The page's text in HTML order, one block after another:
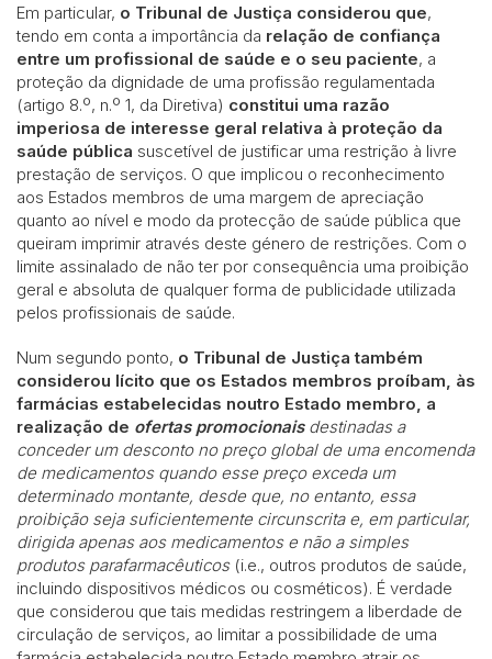
Em particular, o Tribunal de Justiça considerou que,
tendo em conta a importância da relação de confiança
entre um profissional de saúde e o seu paciente, a
proteção da dignidade de uma profissão regulamentada
(artigo 8.º, n.º 1, da Diretiva) constitui uma razão
imperiosa de interesse geral relativa à proteção da
saúde pública suscetível de justificar uma restrição à livre
prestação de serviços. O que implicou o reconhecimento
aos Estados membros de uma margem de apreciação
quanto ao nível e modo da protecção de saúde pública que
queiram imprimir através deste género de restrições. Com o
limite assinalado de não ter por consequência uma proibição
geral e absoluta de qualquer forma de publicidade utilizada
pelos profissionais de saúde.
Num segundo ponto, o Tribunal de Justiça também
considerou lícito que os Estados membros proíbam, às
farmácias estabelecidas noutro Estado membro, a
realização de ofertas promocionaisdestinadas a
conceder um desconto no preço global de uma encomenda
de medicamentos quando esse preço exceda um
determinado montante, desde que, no entanto, essa
proibição seja suficientemente circunscrita e, em particular,
dirigida apenas aos medicamentos e não a simples
produtos parafarmacêuticos(i.e., outros produtos de saúde,
incluindo dispositivos médicos ou cosméticos). É verdade
que considerou que tais medidas restringem a liberdade de
circulação de serviços, ao limitar a possibilidade de uma